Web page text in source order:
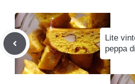
Lite
peppa